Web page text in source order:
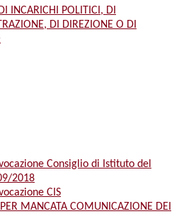
INCARICHI POLITICI, DI
DI DIREZIONE O DI
Consiglio di Istituto del
2018
CIS
MANCATA COMUNICAZIONE DEI